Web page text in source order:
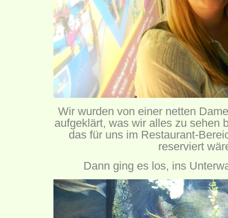
Wir wurden von einer netten
aufgeklärt, was wir alles zu sehen
das für uns im Restaurant-
reserviert
Dann ging es los, ins